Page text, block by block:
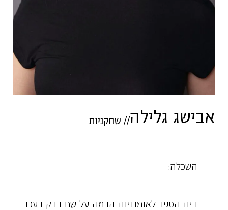
אבישג גלילה// שחקניות
השכלה:
בית הספר לאומנויות הבמה על שם ברק בעכו –